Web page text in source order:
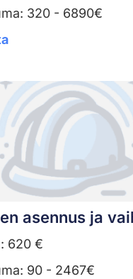
320 - 6890€
asennus ja
620 €
90 - 2467€